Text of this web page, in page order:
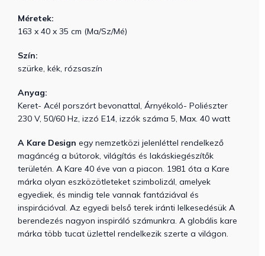
Méretek:
163 x 40 x 35 cm (Ma/Sz/Mé)
Szín:
szürke, kék, rózsaszín
Anyag:
Keret- Acél porszórt bevonattal, Árnyékoló- Poliészter
230 V, 50/60 Hz, izzó E14, izzók száma 5, Max. 40 watt
A Kare Design egy nemzetközi jelenléttel rendelkező
magáncég a bútorok, világítás és lakáskiegészítők
területén. A Kare 40 éve van a piacon. 1981 óta a Kare
márka olyan eszközötleteket szimbolizál, amelyek
egyediek, és mindig tele vannak fantáziával és
inspirációval. Az egyedi belső terek iránti lelkesedésük ​A
berendezés nagyon inspiráló számunkra. A globális kare
márka több tucat üzlettel rendelkezik szerte a világon.